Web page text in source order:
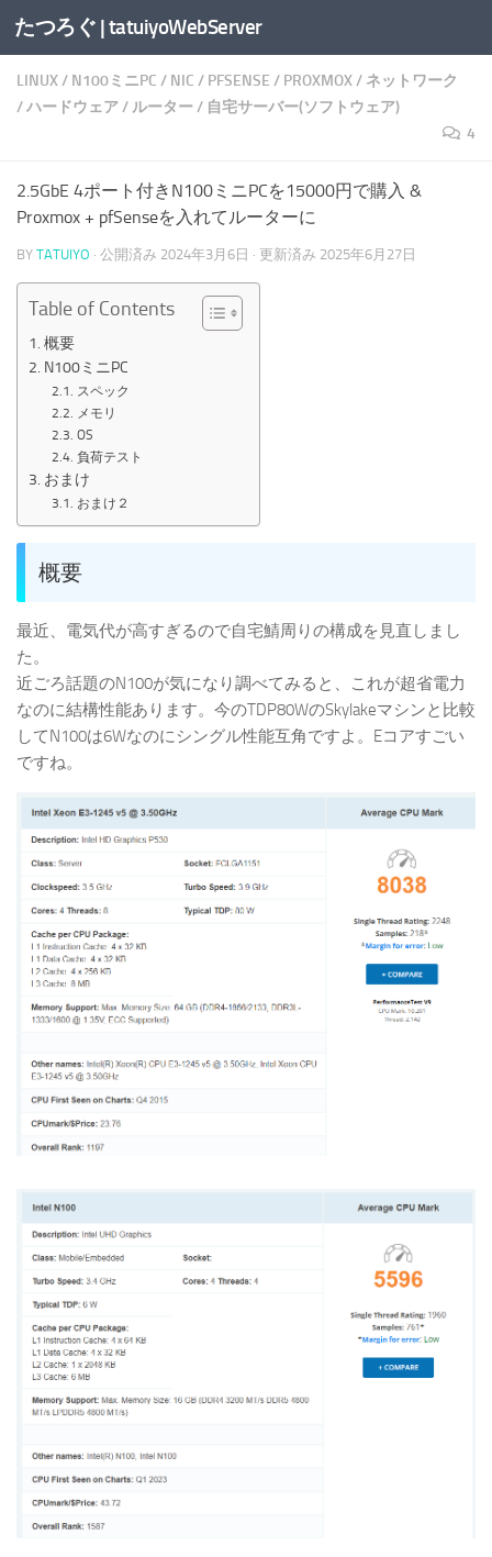
コンテンツへスキップ
たつろぐ | tatuiyoWebServer
LINUX/ N100ミニPC / NIC / PFSENSE / PROXMOX/ ネットワーク
/ハードウェア/ルーター/ 自宅サーバー(ソフトウェア)
4
2.5GbE 4ポート付きN100ミニPCを15000円で購入 &
Proxmox + pfSenseを入れてルーターに
BY TATUIYO · 公開済み 2024年3月6日 · 更新済み 2025年6月27日
Table of Contents
概要
N100ミニPC
スペック
メモリ
OS
負荷テスト
おまけ
おまけ２
概要
最近、電気代が高すぎるので自宅鯖周りの構成を見直しまし
た。
近ごろ話題のN100が気になり調べてみると、これが超省電力
なのに結構性能あります。今のTDP80WのSkylakeマシンと比較
してN100は6Wなのにシングル性能互角ですよ。Eコアすごい
ですね。